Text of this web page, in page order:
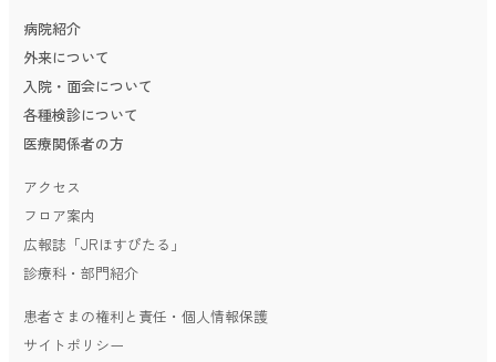
病院紹介
外来について
入院・面会について
各種検診について
医療関係者の方
アクセス
フロア案内
広報誌「JRほすぴたる」
診療科・部門紹介
患者さまの権利と責任・個人情報保護
サイトポリシー